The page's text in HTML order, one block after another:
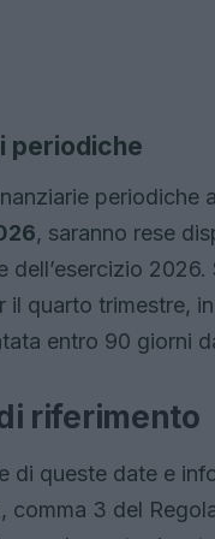
periodiche
periodiche
, saranno rese
dell’esercizio
il quarto trimestre,
entro 90 giorni
riferimento
di queste date e
comma 3 del